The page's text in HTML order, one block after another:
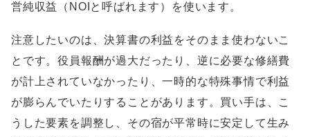
営純収益（NOIと呼ばれます）を使います。
注意したいのは、決算書の利益をそのまま使わないこ
とです。役員報酬が過大だったり、逆に必要な修繕費
が計上されていなかったり、一時的な特殊事情で利益
が膨らんでいたりすることがあります。買い手は、こ
うした要素を調整し、その宿が平常時に安定して生み